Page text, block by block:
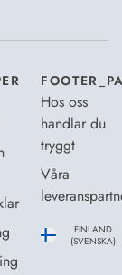
Hos oss
handlar du
tryggt
Våra
FINLAND
(SVENSKA)